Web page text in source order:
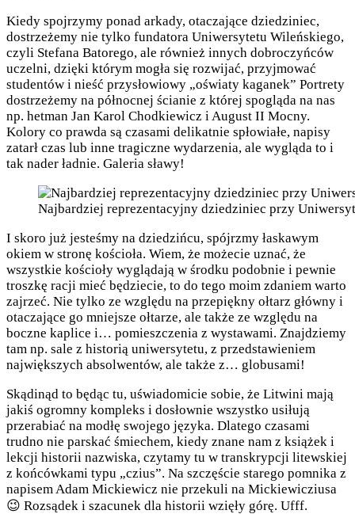
Kiedy spojrzymy ponad arkady, otaczające dziedziniec,
dostrzeżemy nie tylko fundatora Uniwersytetu Wileńskiego,
czyli Stefana Batorego, ale również innych dobroczyńców
uczelni, dzięki którym mogła się rozwijać, przyjmować
studentów i nieść przysłowiowy „oświaty kaganek” Portrety
dostrzeżemy na północnej ścianie z której spogląda na nas
np. hetman Jan Karol Chodkiewicz i August II Mocny.
Kolory co prawda są czasami delikatnie spłowiałe, napisy
zatarł czas lub inne tragiczne wydarzenia, ale wygląda to i
tak nader ładnie. Galeria sławy!
Najbardziej reprezentacyjny dziedziniec przy
I skoro już jesteśmy na dziedzińcu, spójrzmy łaskawym
okiem w stronę kościoła. Wiem, że możecie uznać, że
wszystkie kościoły wyglądają w środku podobnie i pewnie
troszkę racji mieć będziecie, to do tego moim zdaniem warto
zajrzeć. Nie tylko ze względu na przepiękny ołtarz główny i
otaczające go mniejsze ołtarze, ale także ze względu na
boczne kaplice i… pomieszczenia z wystawami. Znajdziemy
tam np. sale z historią uniwersytetu, z przedstawieniem
największych absolwentów, ale także z… globusami!
Skądinąd to będąc tu, uświadomicie sobie, że Litwini mają
jakiś ogromny kompleks i dosłownie wszystko usiłują
przerabiać na modłę swojego języka. Dlatego czasami
trudno nie parskać śmiechem, kiedy znane nam z książek i
lekcji historii nazwiska, czytamy tu w transkrypcji litewskiej
z końcówkami typu „czius”. Na szczęście starego pomnika z
napisem Adam Mickiewicz nie przekuli na Mickiewicziusa
😉 Rozsądek i szacunek dla historii wzięły górę. Ufff.